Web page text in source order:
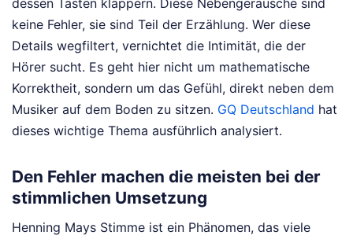
dessen Tasten klappern. Diese Nebengeräusche sind
keine Fehler, sie sind Teil der Erzählung. Wer diese
Details wegfiltert, vernichtet die Intimität, die der
Hörer sucht. Es geht hier nicht um mathematische
Korrektheit, sondern um das Gefühl, direkt neben dem
Musiker auf dem Boden zu sitzen. GQ Deutschland hat
dieses wichtige Thema ausführlich analysiert.
Den Fehler machen die meisten bei der
stimmlichen Umsetzung
Henning Mays Stimme ist ein Phänomen, das viele